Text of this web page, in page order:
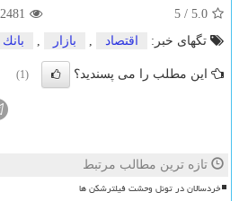
5.0
/
5
2481
تگهای خبر:
اقتصاد بازار بانك
این مطلب را می پسندید؟ (1)
تازه ترین مطالب مرتبط
خردسالان در تونل وحشت فیلترشکن ها